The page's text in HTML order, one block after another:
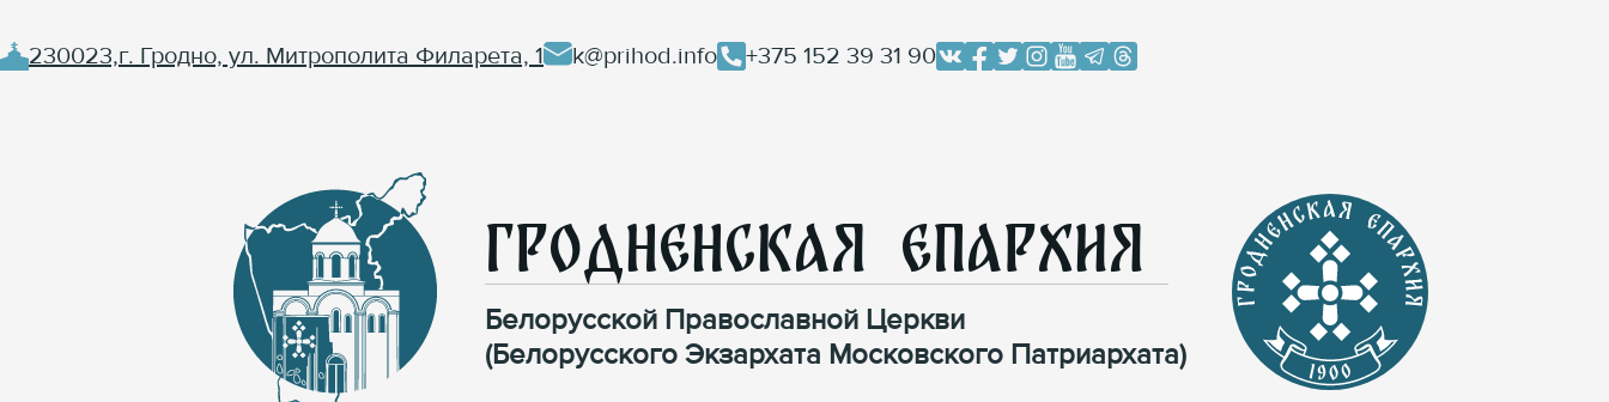
230023,г. Гродно, ул. Митрополита Филарета, 1 k@prihod.info +375 152 39 31 90
Гродненская Епархия
Белорусской Православной Церкви
(Белорусского Экзархата Московского Патриархата)